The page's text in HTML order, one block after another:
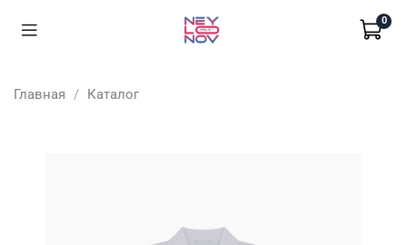
0
Главная Каталог